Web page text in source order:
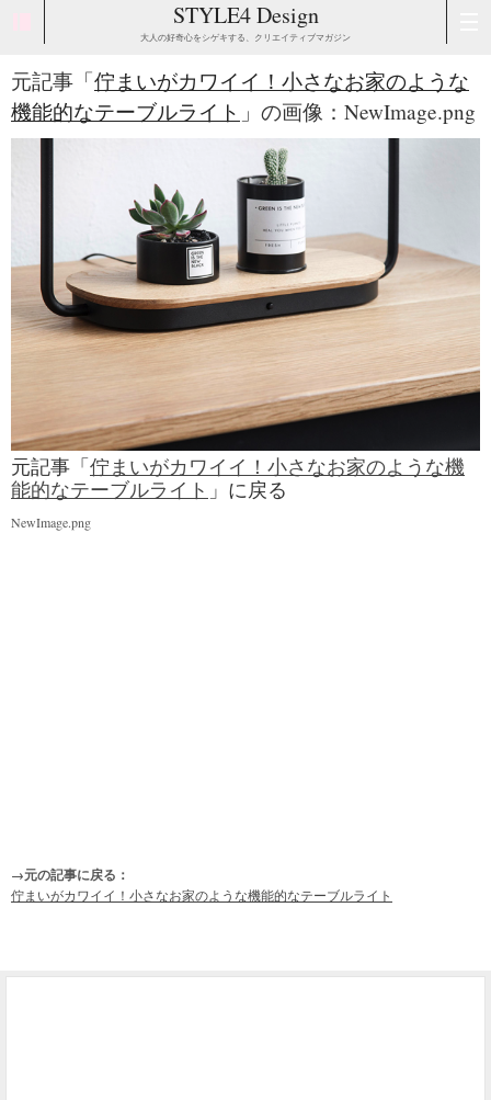
STYLE4 Design
大人の好奇心をシゲキする、クリエイティブマガジン
元記事「佇まいがカワイイ！小さなお家のような
機能的なテーブルライト 」の画像：NewImage.png
元記事「佇まいがカワイイ！小さなお家のような機
能的なテーブルライト 」に戻る
NewImage.png
→元の記事に戻る：
佇まいがカワイイ！小さなお家のような機能的なテーブルライト